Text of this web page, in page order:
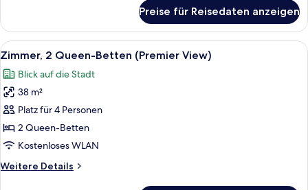
1 King-
Bett
(Premier
Preise für Reisedaten anzeigen
Alle
Fotos
für
Zimmer,
2 Queen-
Betten
(Premier
anzeigen
Ein Hotelzimmer mit Glastisch,
8
Zimmer, 2 Queen-Betten (Premier View)
Blick auf die Stadt
38 m²
Platz für 4 Personen
2 Queen-Betten
Kostenloses WLAN
Weitere Details
Weitere